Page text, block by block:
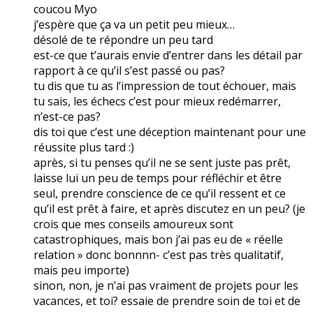
coucou Myo
j’espère que ça va un petit peu mieux…
désolé de te répondre un peu tard
est-ce que t’aurais envie d’entrer dans les détail par
rapport à ce qu’il s’est passé ou pas?
tu dis que tu as l’impression de tout échouer, mais
tu sais, les échecs c’est pour mieux redémarrer,
n’est-ce pas?
dis toi que c’est une déception maintenant pour une
réussite plus tard :)
après, si tu penses qu’il ne se sent juste pas prêt,
laisse lui un peu de temps pour réfléchir et être
seul, prendre conscience de ce qu’il ressent et ce
qu’il est prêt à faire, et après discutez en un peu? (je
crois que mes conseils amoureux sont
catastrophiques, mais bon j’ai pas eu de « réelle
relation » donc bonnnn- c’est pas très qualitatif,
mais peu importe)
sinon, non, je n’ai pas vraiment de projets pour les
vacances, et toi? essaie de prendre soin de toi et de